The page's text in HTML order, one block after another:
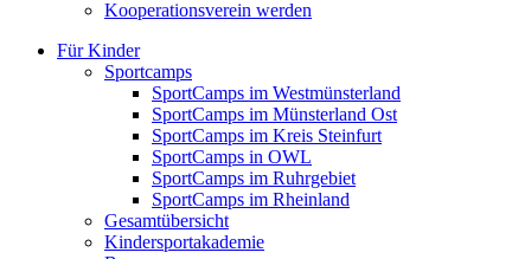
Kooperationsverein werden
Für Kinder
Sportcamps
SportCamps im Westmünsterland
SportCamps im Münsterland Ost
SportCamps im Kreis Steinfurt
SportCamps in OWL
SportCamps im Ruhrgebiet
SportCamps im Rheinland
Gesamtübersicht
Kindersportakademie